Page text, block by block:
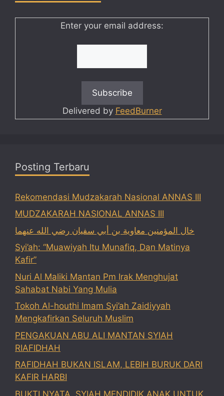
Enter your email address:
Delivered by FeedBurner
Posting Terbaru
Rekomendasi Mudzakarah Nasional ANNAS III
MUDZAKARAH NASIONAL ANNAS III
خال المؤمنين معاوية بن أبي سفيان رضي الله عنهما
Syi’ah: “Muawiyah Itu Munafiq, Dan Matinya
Kafir”
Nuri Al Maliki Mantan Pm Irak Menghujat
Sahabat Nabi Yang Mulia
Tokoh Al-houthi Imam Syi’ah Zaidiyyah
Mengkafirkan Seluruh Muslim
PENGAKUAN ABU ALI MANTAN SYIAH
RIAFIDHAH
RAFIDHAH BUKAN ISLAM, LEBIH BURUK DARI
KAFIR HARBI
BUKTI NYATA, SYIAH MENDIDIK ANAK UNTUK